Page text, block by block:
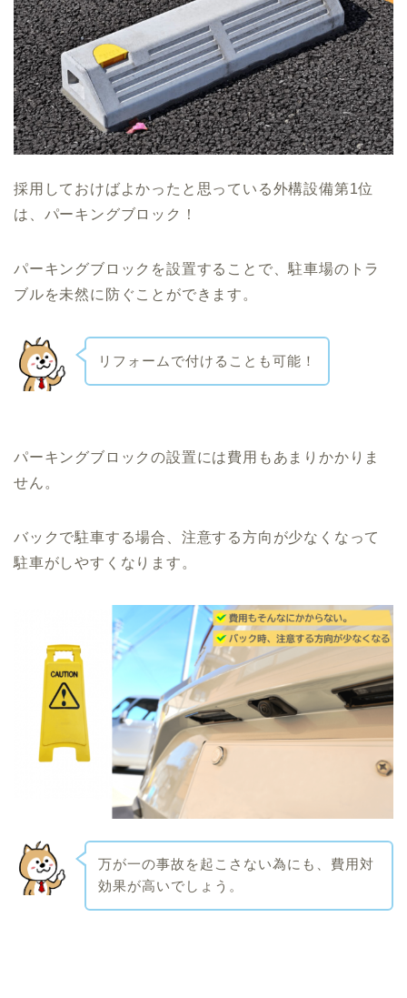
採用しておけばよかったと思っている外構設備第1位
は、パーキングブロック！
パーキングブロックを設置することで、駐車場のトラ
ブルを未然に防ぐことができます。
リフォームで付けることも可能！
パーキングブロックの設置には費用もあまりかかりま
せん。
バックで駐車する場合、注意する方向が少なくなって
駐車がしやすくなります。
万が一の事故を起こさない為にも、費用対
効果が高いでしょう。